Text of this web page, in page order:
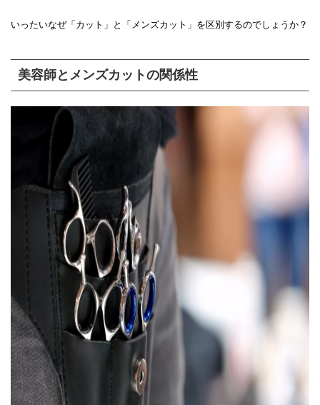
いったいなぜ「カット」と「メンズカット」を区別するのでしょうか？
美容師とメンズカットの関係性